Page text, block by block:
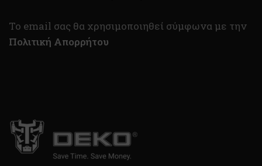
To email σας θα χρησιμοποιηθεί σύμφωνα με την
Πολιτική Απορρήτου